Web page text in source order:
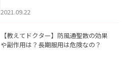
2021.09.22
【教えてドクター】防風通聖散の効果
や副作用は？長期服用は危険なの？